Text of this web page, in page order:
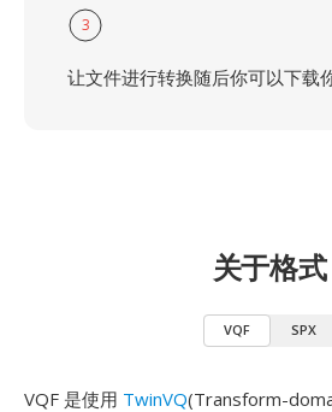
3
让文件进行转换随后你可以下载
关于格式
VQF SPX
VQF 是使用 TwinVQ(Transform-